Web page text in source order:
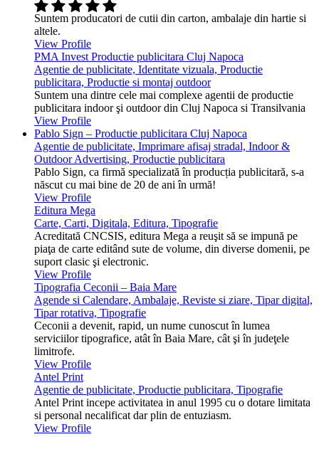
Suntem producatori de cutii din carton, ambalaje din hartie si
altele.
View Profile
PMA Invest Productie publicitara Cluj Napoca
Agentie de publicitate, Identitate vizuala, Productie
publicitara, Productie si montaj outdoor
Suntem una dintre cele mai complexe agentii de productie
publicitara indoor şi outdoor din Cluj Napoca si Transilvania
View Profile
Pablo Sign – Productie publicitara Cluj Napoca
Agentie de publicitate, Imprimare afisaj stradal, Indoor &
Outdoor Advertising, Productie publicitara
Pablo Sign, ca firmă specializată în producția publicitară, s-a
născut cu mai bine de 20 de ani în urmă!
View Profile
Editura Mega
Carte, Carti, Digitala, Editura, Tipografie
Acreditată CNCSIS, editura Mega a reuşit să se impună pe
piaţa de carte editând sute de volume, din diverse domenii, pe
suport clasic şi electronic.
View Profile
Tipografia Ceconii – Baia Mare
Agende si Calendare, Ambalaje, Reviste si ziare, Tipar digital,
Tipar rotativa, Tipografie
Ceconii a devenit, rapid, un nume cunoscut în lumea
serviciilor tipografice, atât în Baia Mare, cât şi în judeţele
limitrofe.
View Profile
Antel Print
Agentie de publicitate, Productie publicitara, Tipografie
Antel Print incepe activitatea in anul 1995 cu o dotare limitata
si personal necalificat dar plin de entuziasm.
View Profile